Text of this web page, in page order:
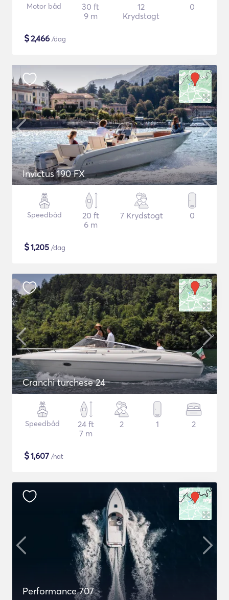
Motor båd
30 ft
9 m
12
Krydstogt
0
$2,466 /dag
Invictus 190 FX
Speedbåd
20 ft
6 m
7 Krydstogt 0
$1,205 /dag
Cranchi turchese 24
Speedbåd
24 ft
7 m
2 1 2
$1,607 /nat
Performance 707